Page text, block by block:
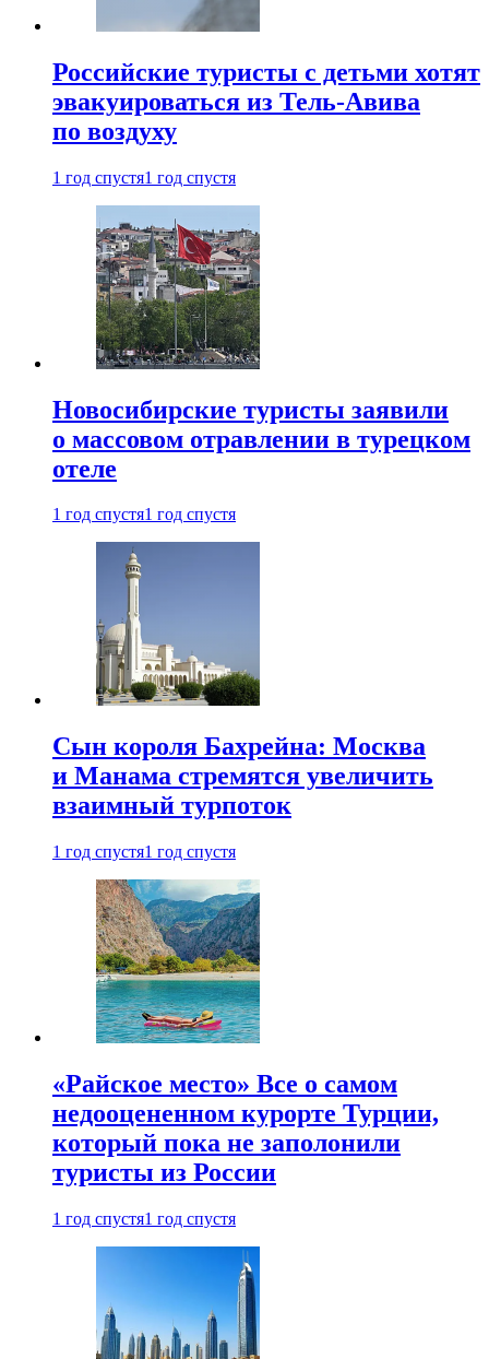
Российские туристы с детьми хотят
эвакуироваться из Тель-Авива
по воздуху
1 год спустя1 год спустя
Новосибирские туристы заявили
о массовом отравлении в турецком
отеле
1 год спустя1 год спустя
Сын короля Бахрейна: Москва
и Манама стремятся увеличить
взаимный турпоток
1 год спустя1 год спустя
«Райское место» Все о самом
недооцененном курорте Турции,
который пока не заполонили
туристы из России
1 год спустя1 год спустя